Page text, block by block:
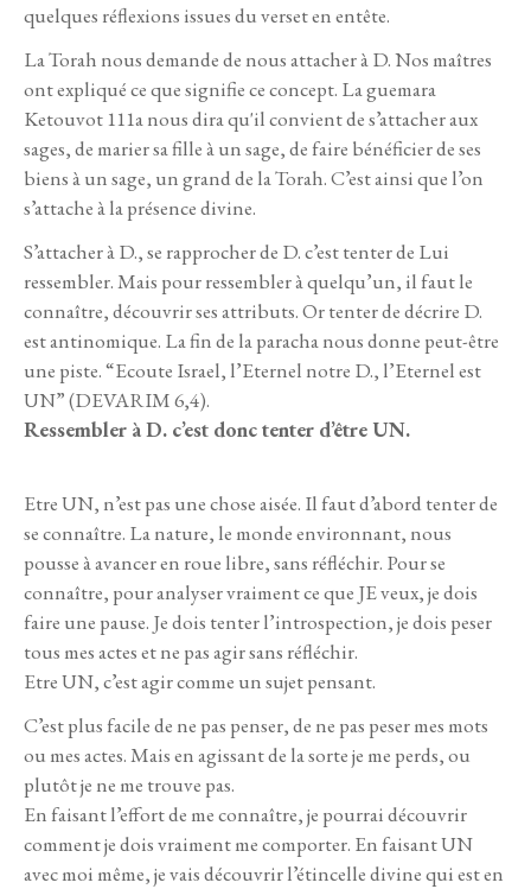
quelques réflexions issues du verset en entête.
La Torah nous demande de nous attacher à D. Nos maîtres
ont expliqué ce que signifie ce concept. La guemara
Ketouvot 111a nous dira qu'il convient de s’attacher aux
sages, de marier sa fille à un sage, de faire bénéficier de ses
biens à un sage, un grand de la Torah. C’est ainsi que l’on
s’attache à la présence divine.
S’attacher à D., se rapprocher de D. c’est tenter de Lui
ressembler. Mais pour ressembler à quelqu’un, il faut le
connaître, découvrir ses attributs. Or tenter de décrire D.
est antinomique. La fin de la paracha nous donne peut-être
une piste. “Ecoute Israel, l’Eternel notre D., l’Eternel est
UN” (DEVARIM 6,4).
Ressembler à D. c’est donc tenter d’être UN.
Etre UN, n’est pas une chose aisée. Il faut d’abord tenter de
se connaître. La nature, le monde environnant, nous
pousse à avancer en roue libre, sans réfléchir. Pour se
connaître, pour analyser vraiment ce que JE veux, je dois
faire une pause. Je dois tenter l’introspection, je dois peser
tous mes actes et ne pas agir sans réfléchir.
Etre UN, c’est agir comme un sujet pensant.
C’est plus facile de ne pas penser, de ne pas peser mes mots
ou mes actes. Mais en agissant de la sorte je me perds, ou
plutôt je ne me trouve pas.
En faisant l’effort de me connaître, je pourrai découvrir
comment je dois vraiment me comporter. En faisant UN
avec moi même, je vais découvrir l’étincelle divine qui est en